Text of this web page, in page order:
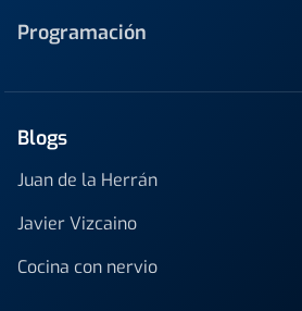
Programación
Blogs
Juan de la Herrán
Javier Vizcaino
Cocina con nervio